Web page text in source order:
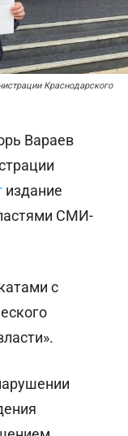
Краснодарского
Вараев
издание
СМИ-
с